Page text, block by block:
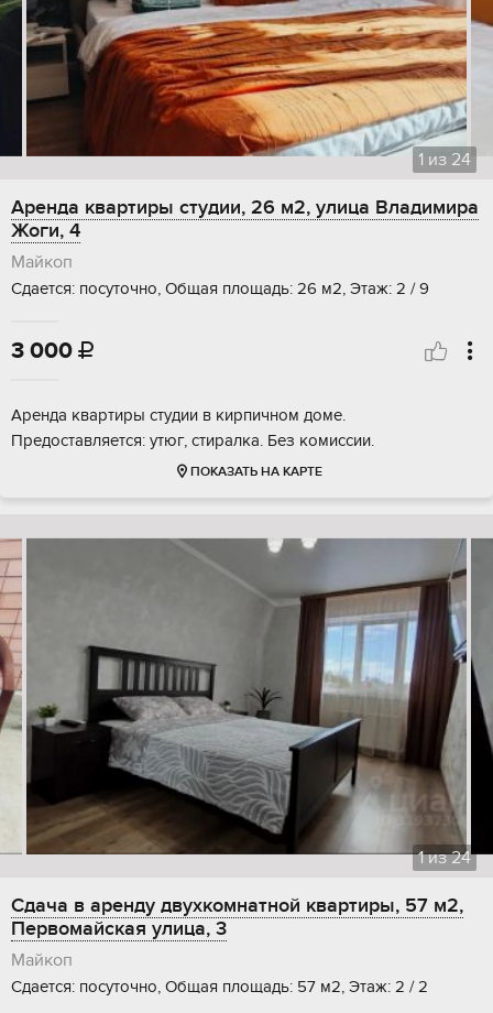
1 из 24
Аренда квартиры студии, 26 м2, улица Владимира
Жоги, 4
Майкоп
Сдается: посуточно, Общая площадь: 26 м2, Этаж: 2 / 9
3 000 
Аренда квартиры студии в кирпичном доме.
Предоставляется: утюг, стиралка. Без комиссии.
ПОКАЗАТЬ НА КАРТЕ
1из24
Сдача в аренду двухкомнатной квартиры, 57 м2,
Первомайская улица, 3
Майкоп
Сдается: посуточно, Общая площадь: 57 м2, Этаж: 2 / 2